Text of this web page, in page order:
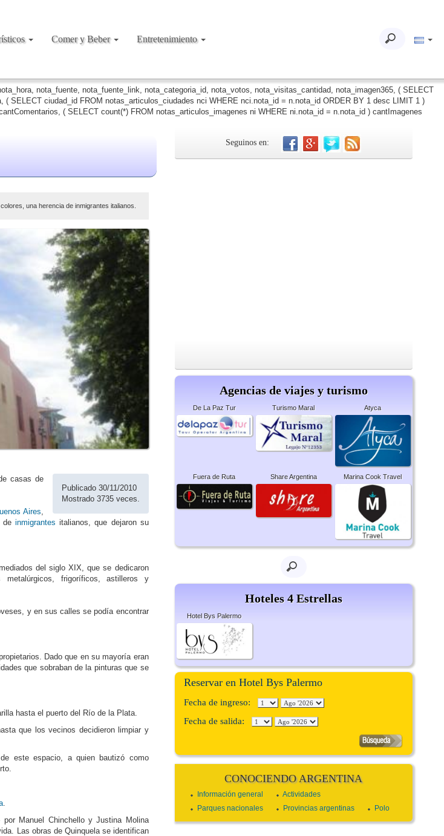
nota_fuente, nota_fuente_link, nota_categoria_id, nota_votos, nota_visitas_cantidad, nota_imagen365, ( SELECT
SELECT ciudad_id FROM notas_articulos_ciudades nci WHERE nci.nota_id = n.nota_id ORDER BY 1 desc LIMIT 1 )
( SELECT count(*) FROM notas_articulos_imagenes ni WHERE ni.nota_id = n.nota_id ) cantImagenes
Comer y Beber Entretenimiento
una herencia de inmigrantes italianos.
Publicado 30/11/2010
Mostrado 3735 veces.
casas de
Aires
deinmigrantes italianos, que dejaron su
del siglo XIX, que se dedicaron
frigoríficos, astilleros y
y en sus calles se podía encontrar
Dado que en su mayoría eran
que sobraban de la pinturas que se
hasta el puerto del Río de la Plata.
que los vecinos decidieron limpiar y
este espacio, a quien bautizó como
Manuel Chinchello y Justina Molina
Las obras de Quinquela se identifican
Seguinos en:
Agencias de viajes y turismo
De La Paz Tur Turismo Maral Atyca
Fuera de Ruta Share Argentina Marina Cook Travel
Hoteles 4 Estrellas
Hotel Bys Palermo
Reservar en Hotel Bys Palermo
Fecha de ingreso:
Fecha de salida:
CONOCIENDO ARGENTINA
Información general
Actividades
Parques nacionales
Provincias argentinas Polo